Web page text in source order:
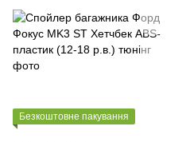
Безкоштовне пакування